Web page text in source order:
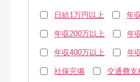
日給1万円以上 年
年収200万以上 年
年収400万以上 年
社保完備 交通費支